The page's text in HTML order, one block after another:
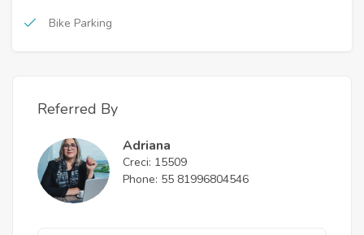
Bike Parking
Referred By
Adriana
Creci: 15509
Phone: 55 81996804546